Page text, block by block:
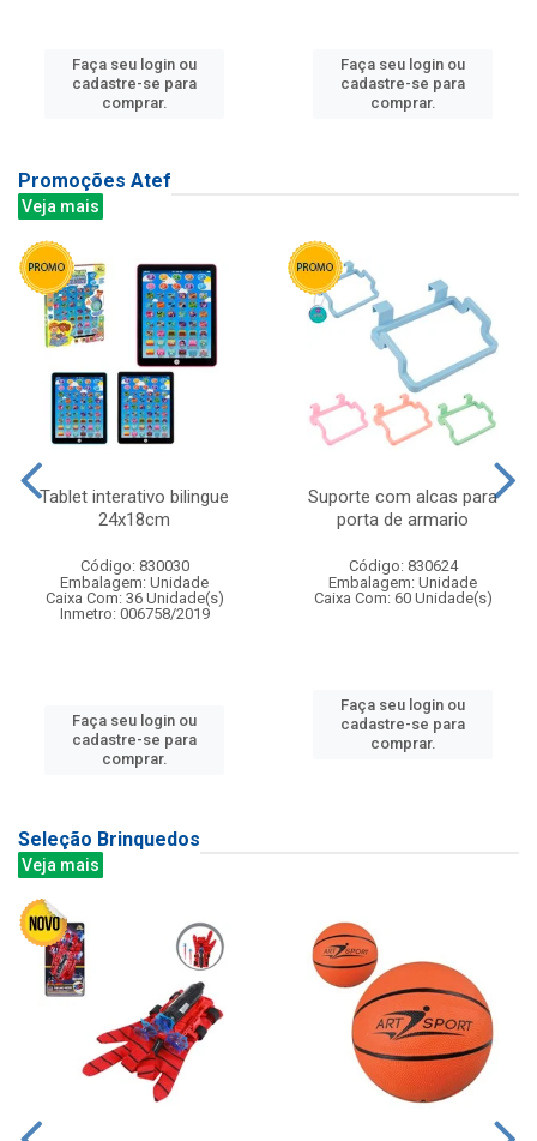
Faça seu login ou
cadastre-se para
comprar.
Faça seu login ou
cadastre-se para
comprar.
Promoções Atef
Veja mais
Tablet interativo bilingue
24x18cm
Código: 830030
Embalagem: Unidade
Caixa Com: 36 Unidade(s)
Inmetro: 006758/2019
Faça seu login ou
cadastre-se para
comprar.
Suporte com alcas para
porta de armario
Código: 830624
Embalagem: Unidade
Caixa Com: 60 Unidade(s)
Faça seu login ou
cadastre-se para
comprar.
Seleção Brinquedos
Veja mais